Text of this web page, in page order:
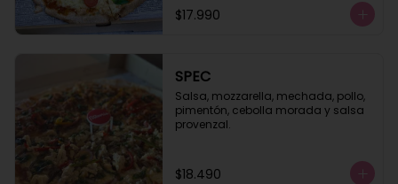
$17.990
SPEC
Salsa, mozzarella, mechada, pollo,
pimentón, cebolla morada y salsa
provenzal.
$18.490